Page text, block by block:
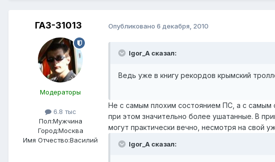
ГАЗ-31013
Модераторы
6.8 тыс
Пол:Мужчина
Город:Москва
Имя Отчество:Василий
Опубликовано 6 декабря, 2010
Igor_A сказал:
Ведь уже в книгу рекордов крымский
Не с самым плохим состоянием ПС, а с самым
при этом значительно более ушатанные. В
могут практически вечно, несмотря на свой
Igor_A сказал: